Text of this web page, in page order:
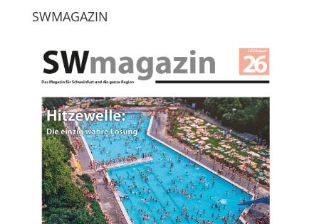
SWMAGAZIN